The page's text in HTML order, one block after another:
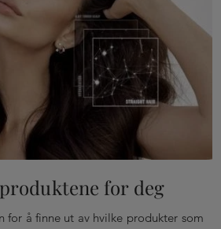
for deg
for å finne ut av hvilke produkter som